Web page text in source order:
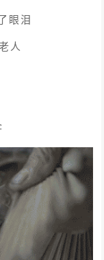
眼泪
人